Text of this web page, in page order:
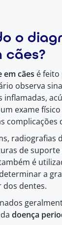
o
cães é feito
observa
inflamadas,
exame
complicações
radiografias
de
é
a
dentes.
doença